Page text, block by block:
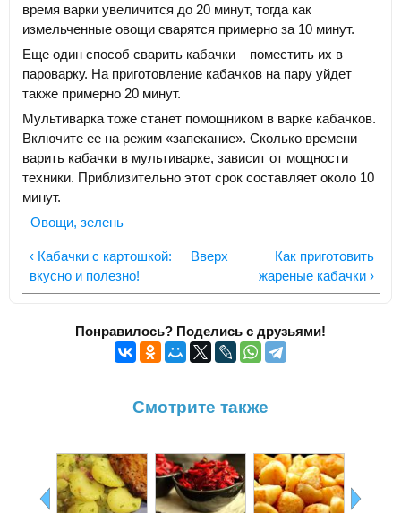
время варки увеличится до 20 минут, тогда как
измельченные овощи сварятся примерно за 10 минут.
Еще один способ сварить кабачки – поместить их в
пароварку. На приготовление кабачков на пару уйдет
также примерно 20 минут.
Мультиварка тоже станет помощником в варке кабачков.
Включите ее на режим «запекание». Сколько времени
варить кабачки в мультиварке, зависит от мощности
техники. Приблизительно этот срок составляет около 10
минут.
Овощи, зелень
‹ Кабачки с картошкой:
вкусно и полезно!
Вверх
Как приготовить
жареные кабачки ›
Понравилось? Поделись с друзьями!
Смотрите также